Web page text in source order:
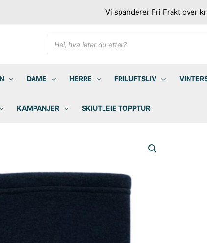
Vi spanderer Fri Frakt over
Products
search
DAME HERRE FRILUFTSLIV
KAMPANJER SKIUTLEIE TOPPTUR